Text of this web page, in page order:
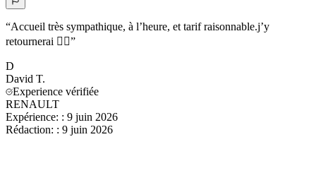
“Accueil très sympathique, à l’heure, et tarif raisonnable.j’y
retournerai 👍🏻”
D
David T.
Experience vérifiée
RENAULT
Expérience: : 9 juin 2026
Rédaction: : 9 juin 2026